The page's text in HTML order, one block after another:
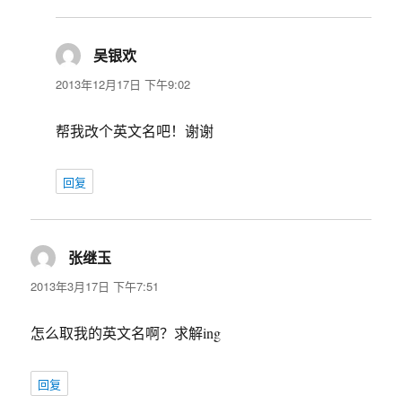
吴银欢
道：
2013年12月17日 下午9:02
帮我改个英文名吧！谢谢
回复
张继玉
道：
2013年3月17日 下午7:51
怎么取我的英文名啊？求解ing
回复